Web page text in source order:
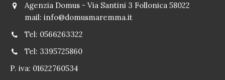
Agenzia Domus - Via Santini 3 Follonica 58022
mail: info@domusmaremma.it
Tel: 0566263322
Tel: 3395725860
P. iva: 01622760534